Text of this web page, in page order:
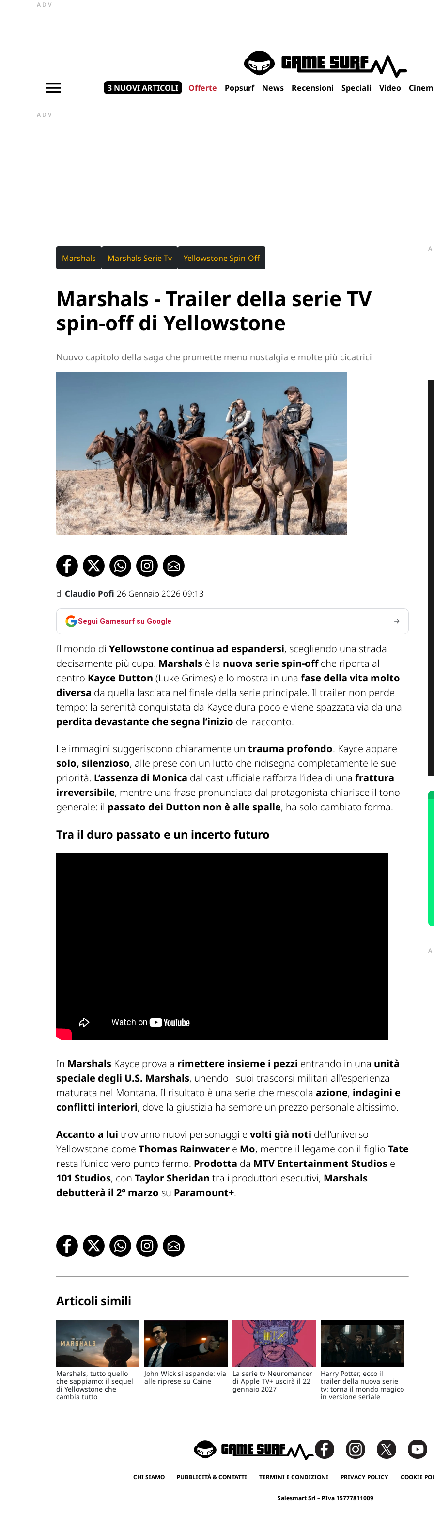
ADV
3 NUOVI ARTICOLI Offerte Popsurf News Recensioni Speciali Video
ADV
Marshals Marshals Serie Tv Yellowstone Spin-Off
Marshals - Trailer della serie TV
spin-off di Yellowstone
Nuovo capitolo della saga che promette meno nostalgia e molte più cicatrici
di Claudio Pofi 26 Gennaio 2026 09:13
Segui Gamesurf su Google
Il mondo di Yellowstone continua ad espandersi, scegliendo una strada
decisamente più cupa. Marshals è la nuova serie spin-offche riporta al
centro Kayce Dutton (Luke Grimes) e lo mostra in una fase della vita molto
diversa da quella lasciata nel finale della serie principale. Il trailer non perde
tempo: la serenità conquistata da Kayce dura poco e viene spazzata via da una
perdita devastante che segna l’inizio del racconto.
Le immagini suggeriscono chiaramente un trauma profondo. Kayce appare
solo, silenzioso, alle prese con un lutto che ridisegna completamente le sue
priorità. L’assenza di Monica dal cast ufficiale rafforza l’idea di una frattura
irreversibile, mentre una frase pronunciata dal protagonista chiarisce il tono
generale: il passato dei Dutton non è alle spalle, ha solo cambiato forma.
Tra il duro passato e un incerto futuro
In Marshals Kayce prova a rimettere insieme i pezzi entrando in una unità
speciale degli U.S. Marshals, unendo i suoi trascorsi militari all’esperienza
maturata nel Montana. Il risultato è una serie che mescola azione, indagini e
conflitti interiori, dove la giustizia ha sempre un prezzo personale altissimo.
Accanto a lui troviamo nuovi personaggi e volti già noti dell’universo
Yellowstone come Thomas Rainwater e Mo, mentre il legame con il figlio Tate
resta l’unico vero punto fermo. Prodotta da MTV Entertainment Studios e
101 Studios, con Taylor Sheridan tra i produttori esecutivi, Marshals
debutterà il 2° marzo su Paramount+.
Articoli simili
Marshals, tutto quello
che sappiamo: il sequel
di Yellowstone che
cambia tutto
John Wick si espande: via
alle riprese su Caine
La serie tv Neuromancer
di Apple TV+ uscirà il 22
gennaio 2027
Harry Potter, ecco il
trailer della nuova serie
tv: torna il mondo magico
in versione seriale
CHI SIAMO PUBBLICITÀ & CONTATTI TERMINI E CONDIZIONI PRIVACY POLICY COOKIE
Salesmart Srl – P.Iva 15777811009